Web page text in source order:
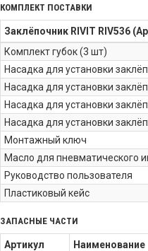
КОМПЛЕКТ ПОСТАВКИ
Заклёпочник RIVIT RIV536
Комплект губок (3 шт)
Насадка для установки
Насадка для установки
Насадка для установки
Насадка для установки
Монтажный ключ
Масло для пневматического
Руководство пользователя
Пластиковый кейс
ЗАПАСНЫЕ ЧАСТИ
Артикул
Наименование